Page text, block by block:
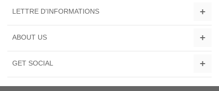
LETTRE D'INFORMATIONS
ABOUT US
GET SOCIAL